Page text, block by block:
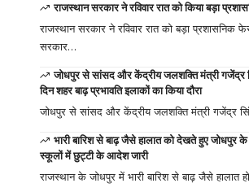
राजस्थान सरकार ने रविवार रात को किया बड़ा
राजस्थान सरकार ने रविवार रात को बड़ा प्रशासनिक
सरकार…
जोधपुर से सांसद और केंद्रीय जलशक्ति मंत्री गजेंद्र
दिन शहर बाढ़ प्रभावति इलाकों का किया दौरा
जोधपुर से सांसद और केंद्रीय जलशक्ति मंत्री गजेंद्र
भारी बारिश से बाढ़ जैसे हालात को देखते हुए जोधपुर
स्कूलों में छुट्टी के आदेश जारी
राजस्थान के जोधपुर में भारी बारिश से बाढ़ जैसे हालात